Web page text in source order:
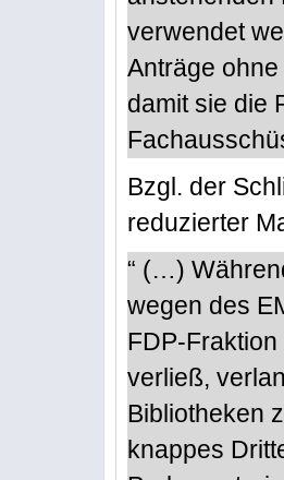
verwendet
Anträge
damit sie die
Bzgl. der
reduzierter
“ (…)
wegen des
FDP-
verließ,
Bibliotheken
knappes